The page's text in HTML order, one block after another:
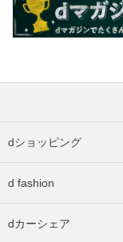
dショッピング
d fashion
dカーシェア